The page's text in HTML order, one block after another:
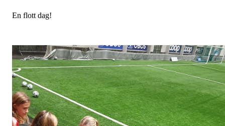
En flott dag!